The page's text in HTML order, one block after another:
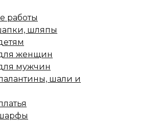
работы
шляпы
женщин
мужчин
шали и